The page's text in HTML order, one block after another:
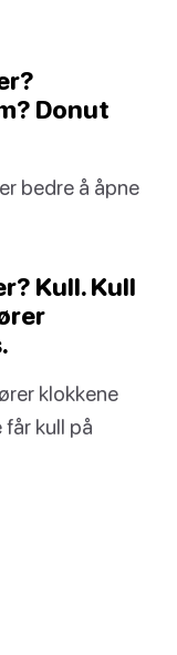
Donut
bedre å åpne
Kull. Kull
klokkene
får kull på